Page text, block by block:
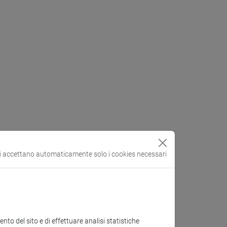
automaticamente solo i cookies necessari
del sito e di effettuare analisi statistiche